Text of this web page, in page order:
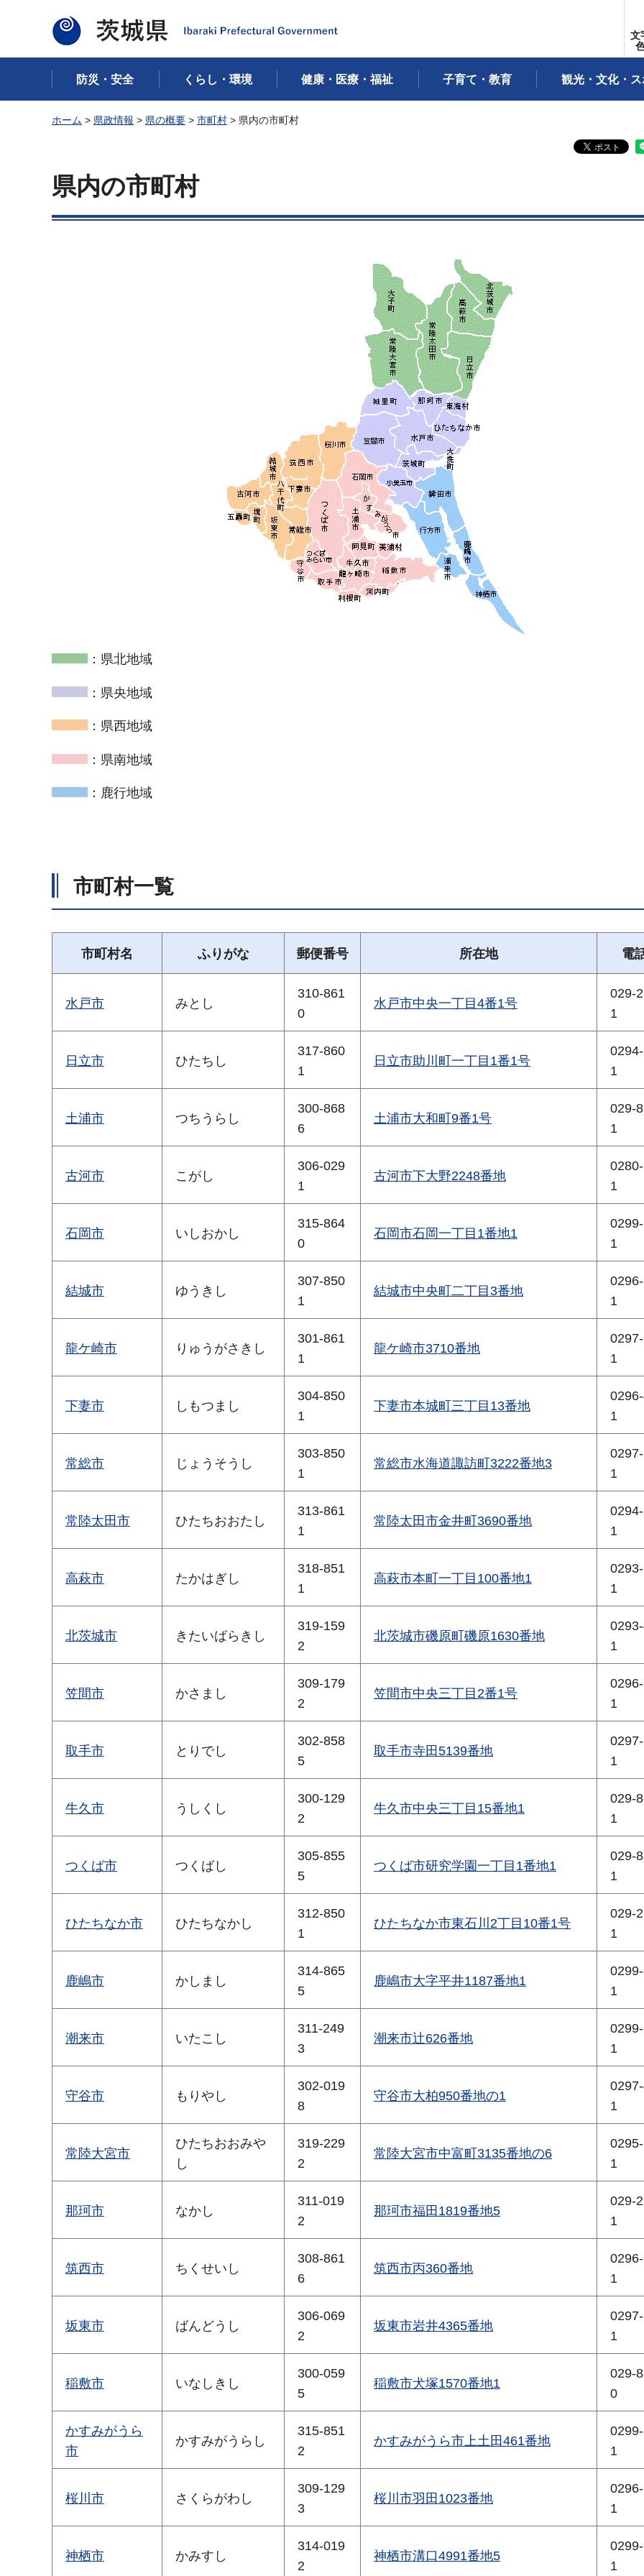
茨城県
文
防災・安全 くらし・環境 健康・医療・福祉 子育て・教育 観光・文化・
ホーム > 県政情報 > 県の概要 > 市町村 > 県内の市町村
県内の市町村
：県北地域
：県央地域
：県西地域
：県南地域
：鹿行地域
市町村一覧
市町村名 ふりがな 郵便番号 所在地 電
水戸市 みとし
310-861
0
水戸市中央一丁目4番1号
029-
1
日立市 ひたちし
317-860
1
日立市助川町一丁目1番1号
1
土浦市 つちうらし
300-868
6
土浦市大和町9番1号
029-
1
古河市 こがし
306-029
1
古河市下大野2248番地
1
石岡市 いしおかし
315-864
0
石岡市石岡一丁目1番地1
1
結城市 ゆうきし
307-850
1
結城市中央町二丁目3番地
1
龍ケ崎市 りゅうがさきし
301-861
1
龍ケ崎市3710番地
1
下妻市 しもつまし
304-850
1
下妻市本城町三丁目13番地
1
常総市 じょうそうし
303-850
1
常総市水海道諏訪町3222番地3
1
常陸太田市 ひたちおおたし
313-861
1
常陸太田市金井町3690番地
1
高萩市 たかはぎし
318-851
1
高萩市本町一丁目100番地1
1
北茨城市 きたいばらきし
319-159
2
北茨城市磯原町磯原1630番地
1
笠間市 かさまし
309-179
2
笠間市中央三丁目2番1号
1
取手市 とりでし
302-858
5
取手市寺田5139番地
1
牛久市 うしくし
300-129
2
牛久市中央三丁目15番地1
029-
1
つくば市 つくばし
305-855
5
つくば市研究学園一丁目1番地1
029-
1
ひたちなか市 ひたちなかし
312-850
1
ひたちなか市東石川2丁目10番1号
029-
1
鹿嶋市 かしまし
314-865
5
鹿嶋市大字平井1187番地1
1
潮来市 いたこし
311-249
3
潮来市辻626番地
1
守谷市 もりやし
302-019
8
守谷市大柏950番地の1
1
常陸大宮市
ひたちおおみや
し
319-229
2
常陸大宮市中富町3135番地の6
1
那珂市 なかし
311-019
2
那珂市福田1819番地5
029-
1
筑西市 ちくせいし
308-861
6
筑西市丙360番地
1
坂東市 ばんどうし
306-069
2
坂東市岩井4365番地
1
稲敷市 いなしきし
300-059
5
稲敷市犬塚1570番地1
029-
0
かすみがうら
市
かすみがうらし
315-851
2
かすみがうら市上土田461番地
1
桜川市 さくらがわし
309-129
3
桜川市羽田1023番地
1
神栖市 かみすし
314-019
2
神栖市溝口4991番地5
1